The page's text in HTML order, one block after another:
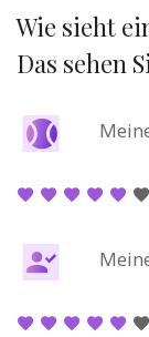
Wie sieht
Das sehen